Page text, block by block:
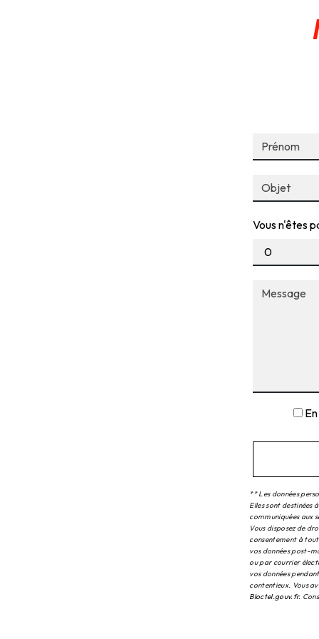
Vous n'êtes
** Les données
Elles sont destinées
communiquées aux
Vous disposez de
consentement à
vos données post-
ou par courrier
vos données
contentieux. Vous
Bloctel.gouv.fr.